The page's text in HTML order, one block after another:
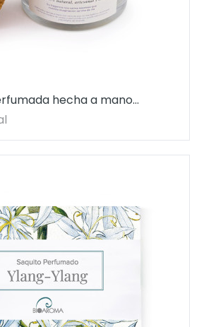
hecha a mano
con amatista.